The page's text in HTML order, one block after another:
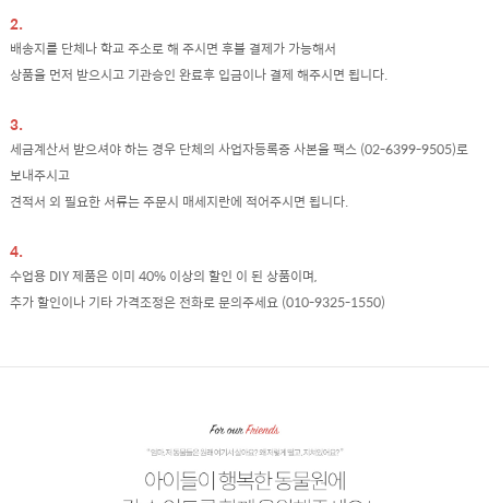
2.
배송지를 단체나 학교 주소로 해 주시면 후불 결제가 가능해서
상품을 먼저 받으시고 기관승인 완료후 입금이나 결제 해주시면 됩니다.
3.
세금계산서 받으셔야 하는 경우 단체의 사업자등록증 사본을 팩스 (02-6399-9505)로
보내주시고
견적서 외 필요한 서류는 주문시 매세지란에 적어주시면 됩니다.
4.
수업용 DIY 제품은 이미 40% 이상의 할인 이 된 상품이며,
추가 할인이나 기타 가격조정은 전화로 문의주세요 (010-9325-1550)